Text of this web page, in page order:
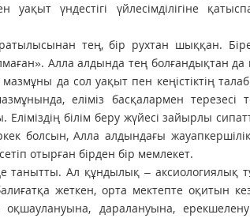
үндестігі үйлесімділігіне
тең, бір рухтан шыққан.
Алла алдында тең болғандықтан да
да сол уақыт пен кеңістіктің
еліміз басқалармен терезесі
білім беру жүйесі зайырлы
болсын, Алла алдындағы
отырған бірден бір мемлекет.
танытты. Ал құндылық – аксиологиялық
жеткен, орта мектепте оқитын
даралануына,